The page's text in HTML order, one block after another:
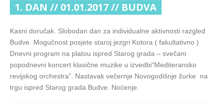
1. DAN // 01.01.2017 // BUDVA
Kasni doručak. Slobodan dan za individualne aktivnosti razgled
Budve. Mogučnost posjete staroj jezgri Kotora ( fakultativno )
Dnevni program na platou ispred Starog grada – svečani
popodnevni koncert klasične muzike u izvedbi“Mediteransko
revijskog orchestra”. Nastavak večernje Novogodišnje žurke na
trgu ispred Starog grada Budve. Noćenje.